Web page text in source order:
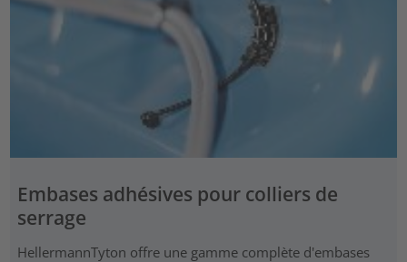
Embases adhésives pour colliers de
serrage
HellermannTyton offre une gamme complète d'embases